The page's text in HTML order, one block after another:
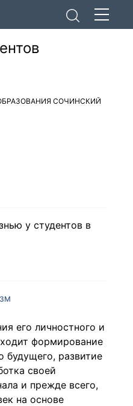
СОЧИНСКИЙ
у студентов в
его личностного и
формирование
будущего, развитие
своей
и прежде всего,
на основе